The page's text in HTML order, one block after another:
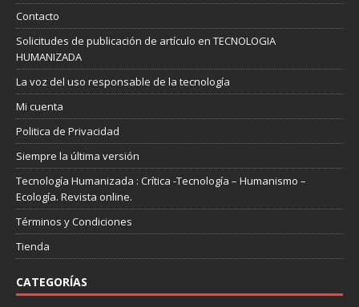
Contacto
Solicitudes de publicación de artículo en TECNOLOGIA
HUMANIZADA
La voz del uso responsable de la tecnología
Mi cuenta
Politica de Privacidad
Siempre la última versión
Tecnología Humanizada : Crítica -Tecnología – Humanismo –
Ecología. Revista online.
Términos y Condiciones
Tienda
CATEGORÍAS